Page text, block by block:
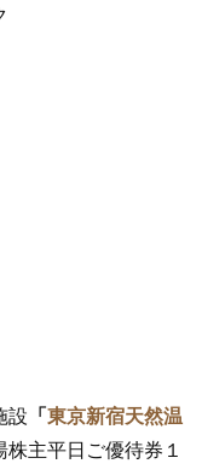
設 「 東京新宿天然温
主平日ご優待券１